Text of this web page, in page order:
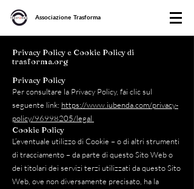
Associazione Trasforma
Privacy Policy e Cookie Policy di
trasforma.org
Privacy Policy
Per consultare la Privacy Policy, fai clic sul
seguente link: https://www.iubenda.com/privacy-
policy/96998205/legal
Cookie Policy
L’eventuale utilizzo di Cookie – o di altri strumenti
di tracciamento – da parte di questo Sito Web o
dei titolari dei servizi terzi utilizzati da questo Sito
Web, ove non diversamente precisato, ha la